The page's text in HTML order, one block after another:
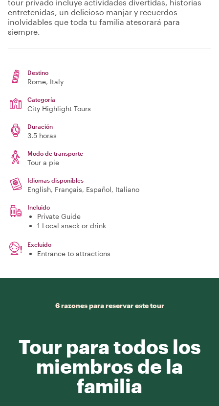
tour privado incluye actividades divertidas, historias
entretenidas, un delicioso manjar y recuerdos
inolvidables que toda tu familia atesorará para
siempre.
Destino
Rome, Italy
Categoría
City Highlight Tours
Duración
3.5 horas
Modo de transporte
Tour a pie
Idiomas disponibles
English, Français, Español, Italiano
Incluido
Private Guide
1 Local snack or drink
Excluido
Entrance to attractions
6 razones para reservar este tour
Tour para todos los
miembros de la
familia